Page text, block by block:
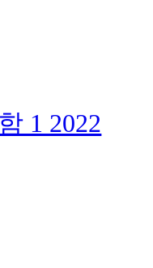
1 2022